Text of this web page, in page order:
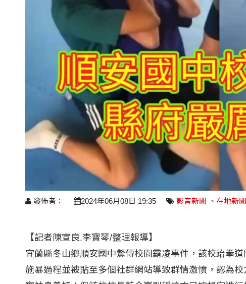
發佈者： 2024年06月08日 19:35 影音新聞 、 在地新聞
【記者陳宣良.李寶琴/整理報導】
宜蘭縣冬山鄉順安國中驚傳校園霸凌事件，該校跆拳
施暴過程並被貼至多個社群網站導致群情激憤，認為